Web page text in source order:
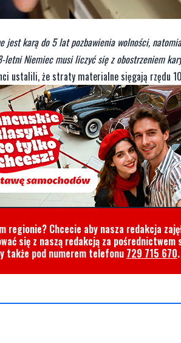
jest karą do 5 lat pozbawienia wolności,
letni Niemiec musi liczyć się z obostrzeniem
ustalili, że straty materialne sięgają rzędu
regionie? Chcecie aby nasza redakcja
się z naszą redakcją za
także pod numerem telefonu 729 715 670.